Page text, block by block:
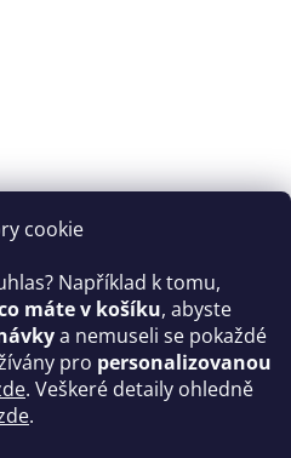
cookie
Například k tomu,
máte v košíku, abyste
a nemuseli se pokaždé
pro personalizovanou
. Veškeré detaily ohledně
.